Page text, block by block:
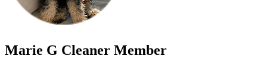
Marie G Cleaner Member